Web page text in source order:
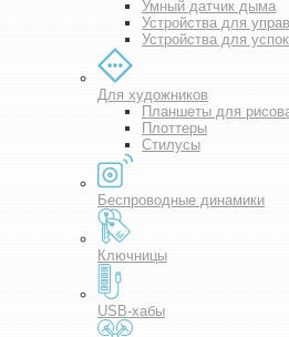
Умный датчик дыма
Устройства для
Устройства для
Для художников
Планшеты для
Плоттеры
Стилусы
Беспроводные динамики
Ключницы
USB-хабы